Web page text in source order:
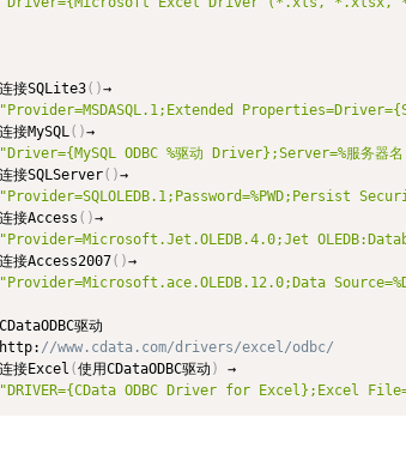
连接SQLite3( )
→
"Provider=MSDASQL.1;Extended
连接MySQL( )
→
"Driver={MySQL ODBC %驱动 Driver};Server=%服务器
连接SQLServer( )
→
"Provider=SQLOLEDB.1;Password=%PWD;Persist
连接Access ( )
→
"Provider=Microsoft.Jet.OLEDB.4.0;Jet
连接Access2007( )
→
"Provider=Microsoft.ace.OLEDB.12.0;Data
CDataODBC驱动
http: //www.cdata.com/drivers/excel/odbc/
连接Excel (使用CDataODBC驱动 )
→
"DRIVER={CData ODBC Driver for Excel};Excel